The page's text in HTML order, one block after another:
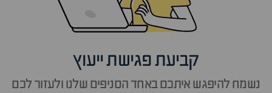
קביעת פגישת ייעוץ
נשמח להיפגש איתכם באחד הסניפים שלנו ולעזור לכם